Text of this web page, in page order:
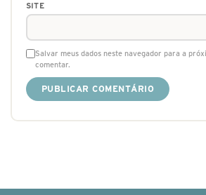
SITE
Salvar meus dados neste navegador para a
comentar.